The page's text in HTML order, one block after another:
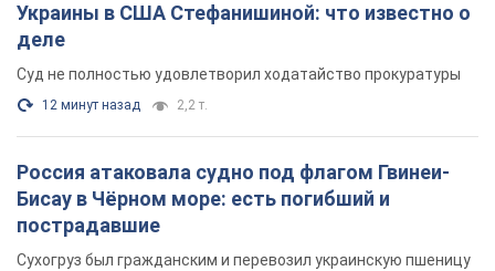
Украины в США Стефанишиной: что известно о
деле
Суд не полностью удовлетворил ходатайство прокуратуры
12 минут назад 2,2 т.
Россия атаковала судно под флагом Гвинеи-
Бисау в Чёрном море: есть погибший и
пострадавшие
Сухогруз был гражданским и перевозил украинскую пшеницу